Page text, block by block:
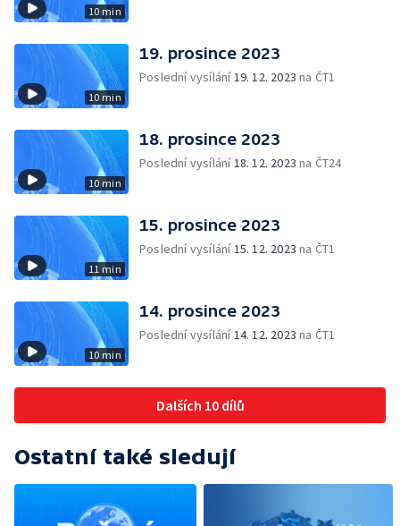
10 min
10 min
19. prosince 2023
Poslední vysílání19. 12. 2023 na ČT1
10 min
18. prosince 2023
Poslední vysílání18. 12. 2023 na ČT24
11 min
15. prosince 2023
Poslední vysílání15. 12. 2023 na ČT1
10 min
14. prosince 2023
Poslední vysílání14. 12. 2023 na ČT1
Dalších 10 dílů
Ostatní také sledují